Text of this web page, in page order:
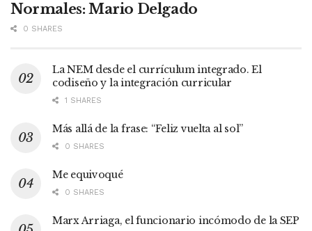
Normales: Mario Delgado
0 SHARES
La NEM desde el currículum integrado. El
codiseño y la integración curricular
1 SHARES
Más allá de la frase: “Feliz vuelta al sol”
0 SHARES
Me equivoqué
0 SHARES
Marx Arriaga, el funcionario incómodo de la SEP